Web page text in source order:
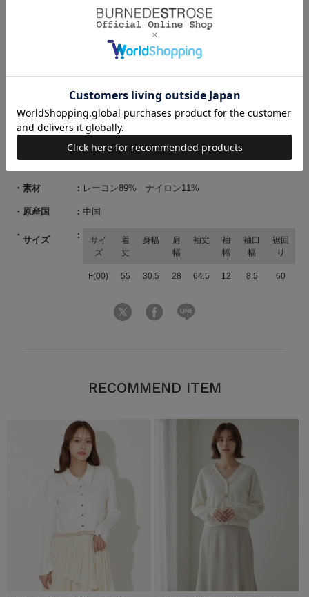
素材 レーヨン89% ナイロン11%
原産国 中国
サイズ
サイ
ズ
着
丈
身幅
肩
幅
袖丈
袖
幅
袖口
幅
裾回
り
F(00) 55 30.5 28 64.5 12 8.5 60
・伸縮性もあり、フィット感がありながらストレスフリーな着心地を叶えま
・ご自宅でお手入れが出来るのも嬉しいポイント♪
・ホワイト、イエロー、ピンク、ブラックの4色展開となります。
RECOMMEND ITEM